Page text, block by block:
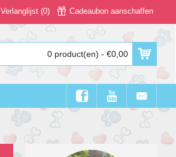
Verlanglijst (0) Cadeaubon aanschaffen
0 product(en) - €0,00